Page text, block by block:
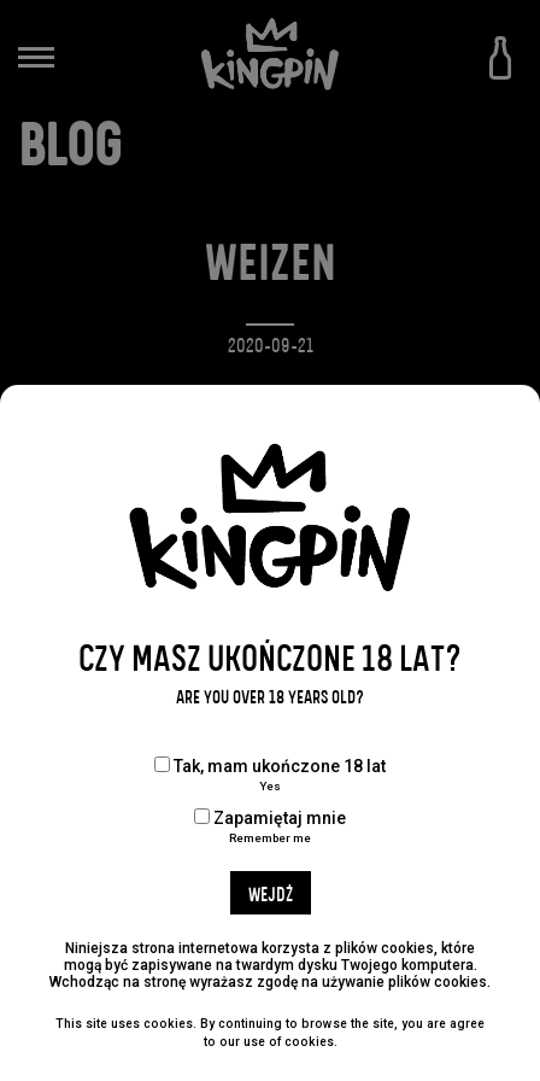
BLOG
WEIZEN
2020-09-21
goździkowym aromacie i smaku. Umiarkowana
zawartość alkoholu i przyjemne musowanie sprawiają,
że to orzeźwiające piwo jest jednym z
najprzyjemniejszych stylów dla wszystkich
WRÓĆ DO WPISÓW
Udostępnij:
KATEGORIE
No categories
CZY MASZ UKOŃCZONE 18 LAT?
ARE YOU OVER 18 YEARS OLD?
Tak, mam ukończone 18 lat
Yes
Zapamiętaj mnie
Remember me
WEJDŹ
Niniejsza strona internetowa korzysta z plików cookies, które
mogą być zapisywane na twardym dysku Twojego komputera.
Wchodząc na stronę wyrażasz zgodę na używanie plików cookies.
This site uses cookies. By continuing to browse the site, you are agree
to our use of cookies.